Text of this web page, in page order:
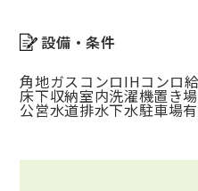
設備・条件
角地ガスコンロIHコンロ
床下収納室内洗濯機置き場
公営水道排水下水駐車場有